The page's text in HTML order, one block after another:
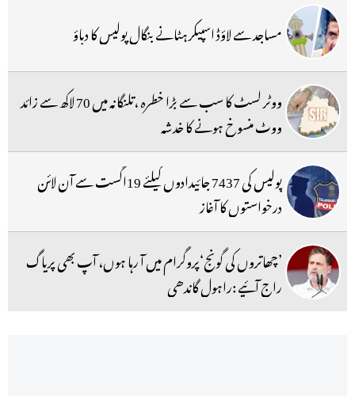
مساجد سے لاؤڈ اسپیکر ہٹانے بنگال پولیس کا دباؤ
ووٹر لسٹ کا سب سے بڑا خطرہ ،تلنگانہ میں 70 لاکھ سے زائد
ووٹ منسوخ ہونے کا خدشہ
پولیس کی 7437 جائیدادوں کیلئے 19اگست سے آن لائن
درخواستوں کا آغاز
’چھاتروں کی گونج‘پروگرام میں آ رہا ہوں، آپ بھی پریاگ
راج آئیے :راہول گاندھی